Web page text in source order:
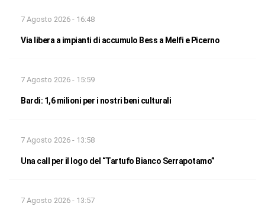
7 Agosto 2026 - 16:48
Via libera a impianti di accumulo Bess a Melfi e Picerno
7 Agosto 2026 - 15:59
Bardi: 1,6 milioni per i nostri beni culturali
7 Agosto 2026 - 13:58
Una call per il logo del “Tartufo Bianco Serrapotamo”
7 Agosto 2026 - 13:57